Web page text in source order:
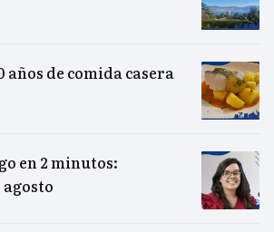
años de comida casera
en 2 minutos:
agosto